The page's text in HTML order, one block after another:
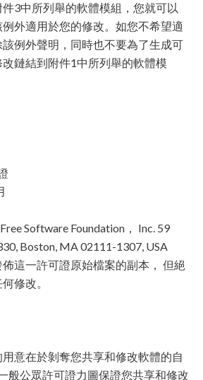
3中所列舉的軟體模組，您就可以
外適用於您的修改。如您不希望適
例外聲明，同時也不要為了生成可
鏈結到附件1中所列舉的軟體模
Software Foundation， Inc. 59
Boston, MA 02111-1307, USA
這一許可證原始檔案的副本， 但絕
修改。
意在於剝奪您共享和修改軟體的自
般公眾許可證力圖保證您共享和修改